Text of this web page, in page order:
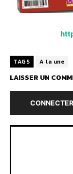
TAGS A la une
LAISSER UN